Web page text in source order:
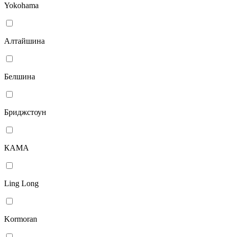
Yokohama
Алтайшина
Белшина
Бриджстоун
КАМА
Ling Long
Kormoran